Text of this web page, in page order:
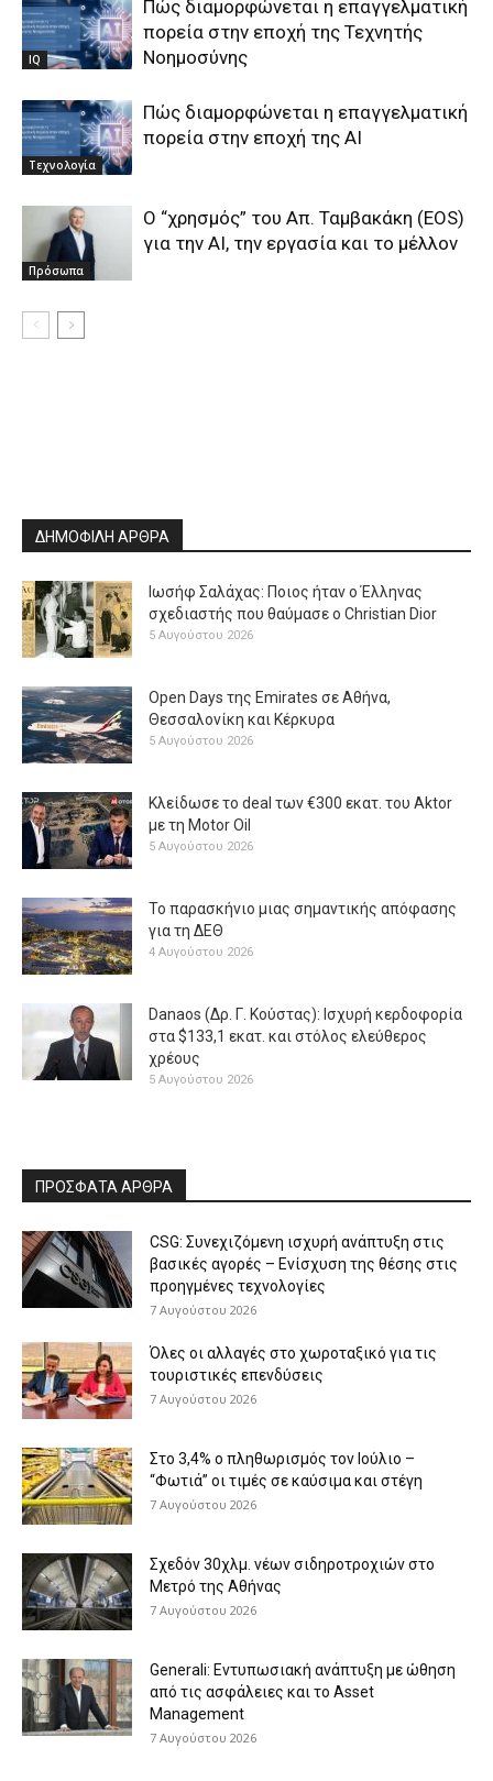
IQ
Πώς διαμορφώνεται η επαγγελματική
πορεία στην εποχή της Τεχνητής
Νοημοσύνης
Τεχνολογία
Πώς διαμορφώνεται η επαγγελματική
πορεία στην εποχή της ΑΙ
Πρόσωπα
O “χρησμός” του Απ. Ταμβακάκη (ΕΟS)
για την ΑΙ, την εργασία και το μέλλον
ΔΗΜΟΦΙΛΗ ΑΡΘΡΑ
Ιωσήφ Σαλάχας: Ποιος ήταν ο Έλληνας
σχεδιαστής που θαύμασε ο Christian Dior
5 Αυγούστου 2026
Open Days της Emirates σε Αθήνα,
Θεσσαλονίκη και Κέρκυρα
5 Αυγούστου 2026
Κλείδωσε το deal των €300 εκατ. του Aktor
με τη Μotor Oil
5 Αυγούστου 2026
Το παρασκήνιο μιας σημαντικής απόφασης
για τη ΔΕΘ
4 Αυγούστου 2026
Danaos (Δρ. Γ. Κούστας): Ισχυρή κερδοφορία
στα $133,1 εκατ. και στόλος ελεύθερος
χρέους
5 Αυγούστου 2026
ΠΡΟΣΦΑΤΑ ΑΡΘΡΑ
CSG: Συνεχιζόμενη ισχυρή ανάπτυξη στις
βασικές αγορές – Ενίσχυση της θέσης στις
προηγμένες τεχνολογίες
7 Αυγούστου 2026
Όλες οι αλλαγές στο χωροταξικό για τις
τουριστικές επενδύσεις
7 Αυγούστου 2026
Στο 3,4% ο πληθωρισμός τον Ιούλιο –
“Φωτιά” οι τιμές σε καύσιμα και στέγη
7 Αυγούστου 2026
Σχεδόν 30χλμ. νέων σιδηροτροχιών στο
Μετρό της Αθήνας
7 Αυγούστου 2026
Generali: Eντυπωσιακή ανάπτυξη με ώθηση
από τις ασφάλειες και το Asset
Management
7 Αυγούστου 2026